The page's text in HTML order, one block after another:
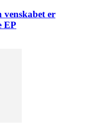
venskabet er
EP